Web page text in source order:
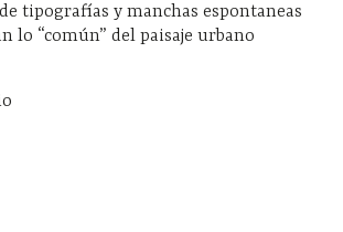
tipografías y manchas espontaneas
lo “común” del paisaje urbano